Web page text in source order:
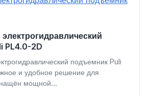
PL4.0-2D
подъемник Puli
и удобное решение для
мощной...